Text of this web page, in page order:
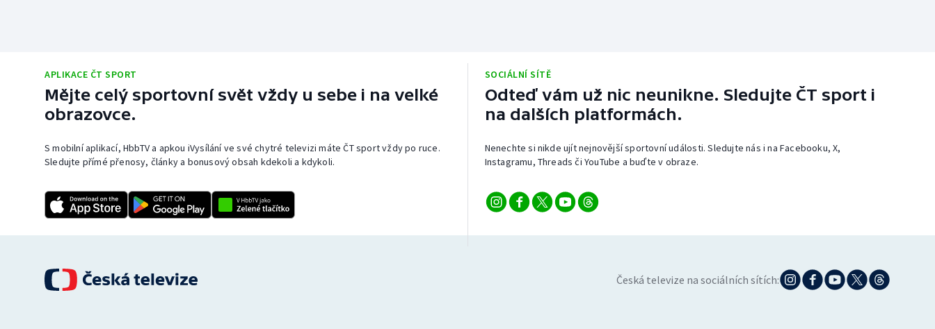
APLIKACE ČT SPORT
Mějte celý sportovní svět vždy u sebe i na velké
obrazovce.
S mobilní aplikací, HbbTV a apkou iVysílání ve své chytré televizi máte ČT sport vždy po ruce.
Sledujte přímé přenosy, články a bonusový obsah kdekoli a kdykoli.
SOCIÁLNÍ SÍTĚ
Odteď vám už nic neunikne. Sledujte ČT sport i
na dalších platformách.
Nenechte si nikde ujít nejnovější sportovní události. Sledujte nás i na Facebooku, X,
Instagramu, Threads či YouTube a buďte v obraze.
Česká televize na sociálních sítích: